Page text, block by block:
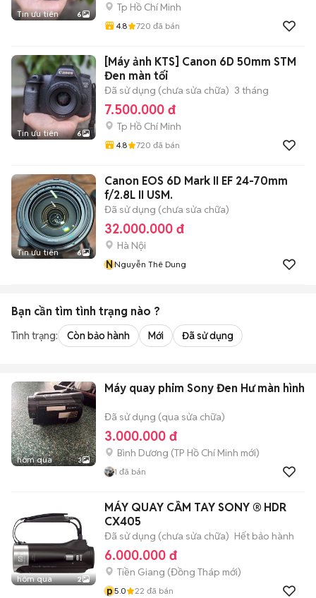
Tin ưu tiên 6
Tp Hồ Chí Minh
4.8 720 đã bán
Tin ưu tiên 6
[Máy ảnh KTS] Canon 6D 50mm STM
Đen màn tối
Đã sử dụng (chưa sửa chữa) 3 tháng
7.500.000 đ
Tp Hồ Chí Minh
4.8 720 đã bán
Tin ưu tiên 6
Canon EOS 6D Mark II EF 24-70mm
f/2.8L II USM.
Đã sử dụng (chưa sửa chữa)
32.000.000 đ
Hà Nội
NNguyễn Thê Dung
Bạn cần tìm tình trạng nào ?
Tình trạng: Còn bảo hành Mới Đã sử dụng
hôm qua 3
Máy quay phim Sony Đen Hư màn hình
Đã sử dụng (qua sửa chữa)
3.000.000 đ
Bình Dương (TP Hồ Chí Minh mới)
1 đã bán
hôm qua 2
MÁY QUAY CẦM TAY SONY ® HDR
CX405
Đã sử dụng (chưa sửa chữa) Hết bảo hành
6.000.000 đ
Tiền Giang (Đồng Tháp mới)
p5.0 22 đã bán